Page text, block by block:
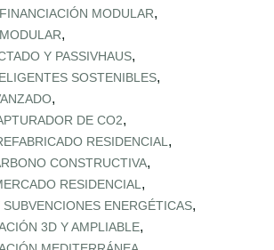
MODULAR,
,
Y PASSIVHAUS,
SOSTENIBLES,
,
DE CO2,
RESIDENCIAL ,
CONSTRUCTIVA,
RESIDENCIAL ,
ENERGÉTICAS,
3D Y AMPLIABLE,